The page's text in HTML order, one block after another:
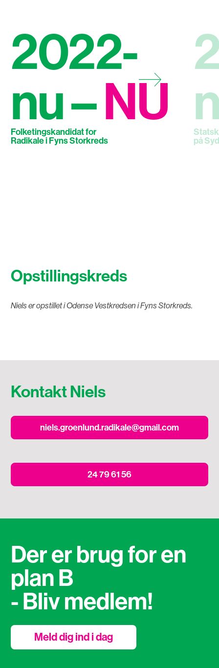
2022-
nu–NU
Folketingskandidat for
Radikale i Fyns Storkreds
på
Opstillingskreds
Niels er opstillet i Odense Vestkredsen i Fyns Storkreds.
Kontakt Niels
niels.groenlund.radikale@gmail.com
24 79 61 56
Der er brug for en
plan B
- Bliv medlem!
Meld dig ind i dag